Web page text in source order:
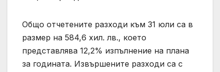
Общо отчетените разходи към 31 юли са в
размер на 584,6 хил. лв., което
представлява 12,2% изпълнение на плана
за годината. Извършените разходи са с